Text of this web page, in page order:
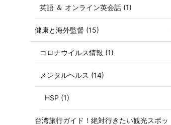
英語 ＆ オンライン英会話 (1)
健康と海外監督 (15)
コロナウイルス情報 (1)
メンタルヘルス (14)
HSP (1)
台湾旅行ガイド！絶対行きたい観光スポッ